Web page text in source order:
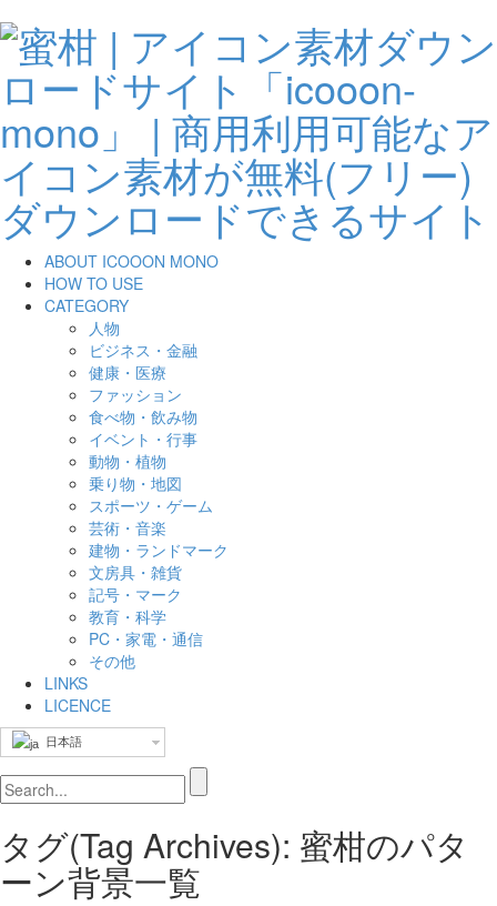
ABOUT ICOOON MONO
HOW TO USE
CATEGORY
人物
ビジネス・金融
健康・医療
ファッション
食べ物・飲み物
イベント・行事
動物・植物
乗り物・地図
スポーツ・ゲーム
芸術・音楽
建物・ランドマーク
文房具・雑貨
記号・マーク
教育・科学
PC・家電・通信
その他
LINKS
LICENCE
日本語
タグ(Tag Archives): 蜜柑のパタ
ーン背景一覧